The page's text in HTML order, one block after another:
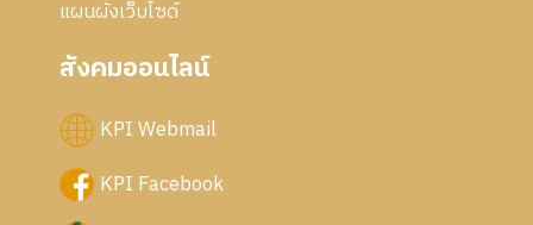
แผนผังเว็บไซด์
สังคมออนไลน์
KPI Webmail
KPI Facebook